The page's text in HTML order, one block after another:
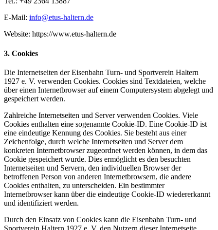
E-Mail: info@etus-haltern.de
Website: https://www.etus-haltern.de
3. Cookies
Die Internetseiten der Eisenbahn Turn- und Sportverein Haltern
1927 e. V. verwenden Cookies. Cookies sind Textdateien, welche
über einen Internetbrowser auf einem Computersystem abgelegt und
gespeichert werden.
Zahlreiche Internetseiten und Server verwenden Cookies. Viele
Cookies enthalten eine sogenannte Cookie-ID. Eine Cookie-ID ist
eine eindeutige Kennung des Cookies. Sie besteht aus einer
Zeichenfolge, durch welche Internetseiten und Server dem
konkreten Internetbrowser zugeordnet werden können, in dem das
Cookie gespeichert wurde. Dies ermöglicht es den besuchten
Internetseiten und Servern, den individuellen Browser der
betroffenen Person von anderen Internetbrowsern, die andere
Cookies enthalten, zu unterscheiden. Ein bestimmter
Internetbrowser kann über die eindeutige Cookie-ID wiedererkannt
und identifiziert werden.
Durch den Einsatz von Cookies kann die Eisenbahn Turn- und
Sportverein Haltern 1927 e. V. den Nutzern dieser Internetseite